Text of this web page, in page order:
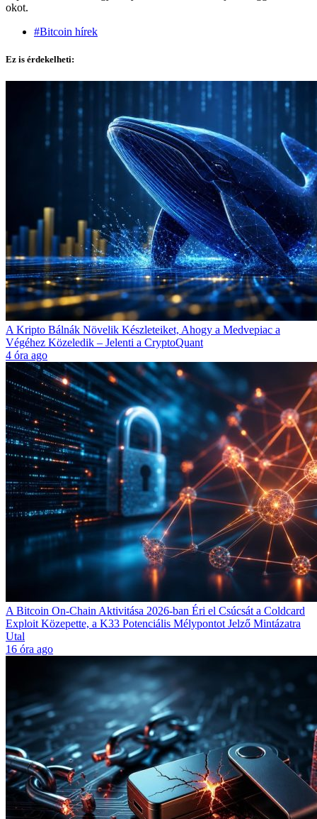
okot.
#Bitcoin hírek
Ez is érdekelheti:
A Kripto Bálnák Növelik Készleteiket, Ahogy a Medvepiac a
Végéhez Közeledik – Jelenti a CryptoQuant
4 óra ago
A Bitcoin On-Chain Aktivitása 2026-ban Éri el Csúcsát a Coldcard
Exploit Közepette, a K33 Potenciális Mélypontot Jelző Mintázatra
Utal
16 óra ago